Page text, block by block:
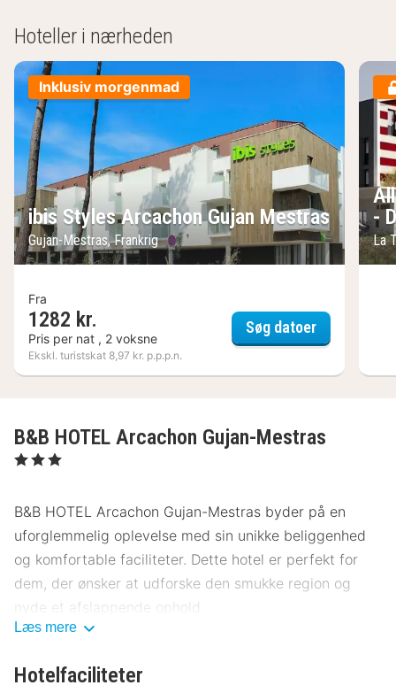
Hoteller i nærheden
Inklusiv morgenmad
ibis Styles Arcachon Gujan Mestras
Gujan-Mestras, Frankrig
Fra
1282 kr.
Pris per nat , 2 voksne
Ekskl. turistskat 8,97 kr. p.p.p.n.
Søg datoeribis Styles
-
La
B&B HOTEL Arcachon Gujan-Mestras
, 3 Stjerner
B&B HOTEL Arcachon Gujan-Mestras byder på en
uforglemmelig oplevelse med sin unikke beliggenhed
og komfortable faciliteter. Dette hotel er perfekt for
dem, der ønsker at udforske den smukke region og
nyde et afslappende ophold.
Mestras
Læs mere
Hotelfaciliteter